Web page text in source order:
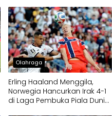
Olahraga
Erling Haaland Menggila,
Norwegia Hancurkan Irak 4-1
di Laga Pembuka Piala Dunia